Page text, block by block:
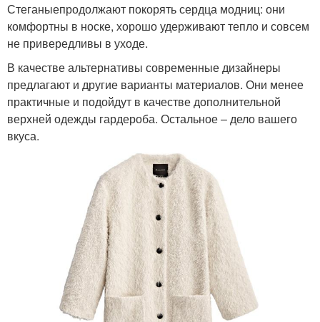
Стеганыепродолжают покорять сердца модниц: они
комфортны в носке, хорошо удерживают тепло и совсем
не привередливы в уходе.
В качестве альтернативы современные дизайнеры
предлагают и другие варианты материалов. Они менее
практичные и подойдут в качестве дополнительной
верхней одежды гардероба. Остальное – дело вашего
вкуса.